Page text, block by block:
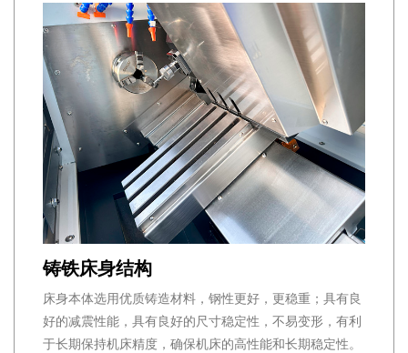
铸铁床身结构
床身本体选用优质铸造材料，钢性更好，更稳重；具有良
好的减震性能，具有良好的尺寸稳定性，‌不易变形，‌有利
于长期保持机床精度，‌确保机床的高性能和长期稳定性。